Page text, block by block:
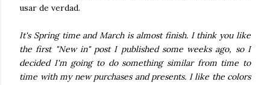
usar de verdad.
It's Spring time and March is almost finish. I think you like
the first "New in" post I published some weeks ago, so I
decided I'm going to do something similar from time to
time with my new purchases and presents. I like the colors